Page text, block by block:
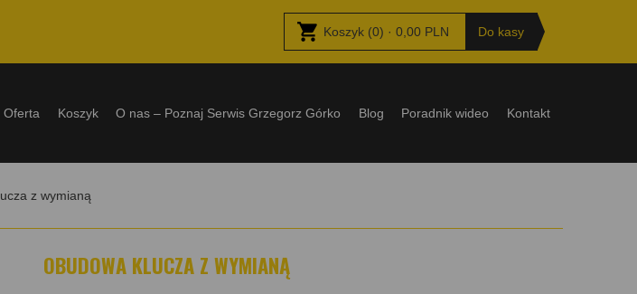
Koszyk (0) · 0,00 PLN Do kasy
Oferta Koszyk O nas – Poznaj Serwis Grzegorz Górko Blog Poradnik wideo Kontakt
z wymianą
OBUDOWA KLUCZA Z WYMIANĄ